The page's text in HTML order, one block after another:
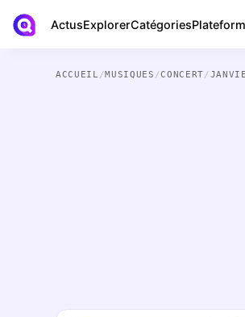
ActusExplorerCatégories
ACCUEIL /MUSIQUES /CONCERT/